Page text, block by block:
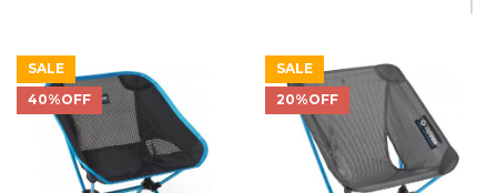
40% Off 40% Off 40% Off
SALE
40%OFF
SALE
20%OFF